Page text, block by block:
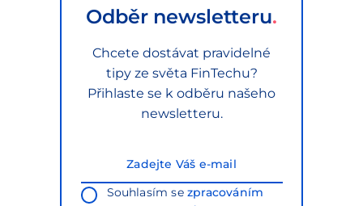
Odběr newsletteru
Chcete dostávat pravidelné
tipy ze světa FinTechu?
Přihlaste se k odběru našeho
newsletteru.
Souhlasím sezpracováním